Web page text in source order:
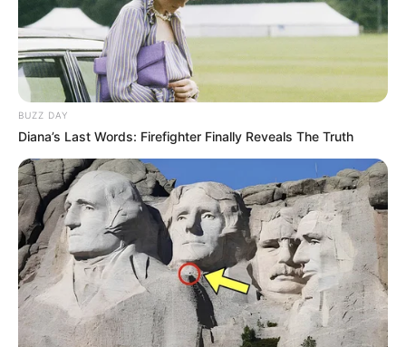
BUZZ DAY
Diana’s Last Words: Firefighter Finally Reveals The Truth